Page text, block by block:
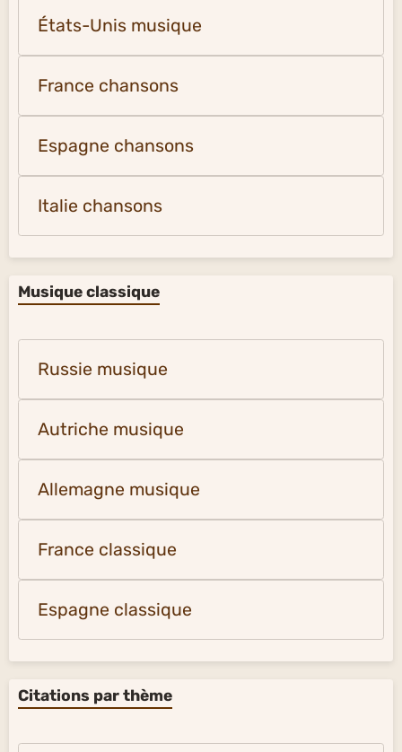
États-Unis musique
France chansons
Espagne chansons
Italie chansons
Musique classique
Russie musique
Autriche musique
Allemagne musique
France classique
Espagne classique
Citations par thème